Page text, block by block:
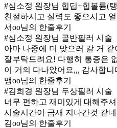
#심소정 원장님 힙딥+힙볼륨(
친절하시고 실력도 좋으시고
서oo님의 한줄후기
#심소정 원장님 골반필러 시술
아마 나중에 더 맞으러 갈 거
잘부탁드려요! 다행히 통증은
이 거의 다나았어요,,, 감사합
맹oo님의 한줄후기
#김희경 원장님 두상필러 시술
너무 편하고 재미있게 대해주
시술시간이 금새 지나간것 같
김oo님의 한줄후기